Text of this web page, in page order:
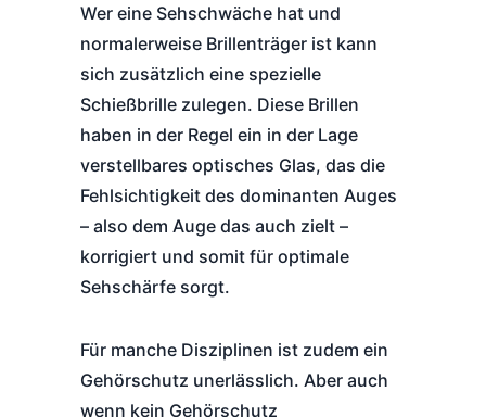
Wer eine Sehschwäche hat und
normalerweise Brillenträger ist kann
sich zusätzlich eine spezielle
Schießbrille zulegen. Diese Brillen
haben in der Regel ein in der Lage
verstellbares optisches Glas, das die
Fehlsichtigkeit des dominanten Auges
– also dem Auge das auch zielt –
korrigiert und somit für optimale
Sehschärfe sorgt.
Für manche Disziplinen ist zudem ein
Gehörschutz unerlässlich. Aber auch
wenn kein Gehörschutz